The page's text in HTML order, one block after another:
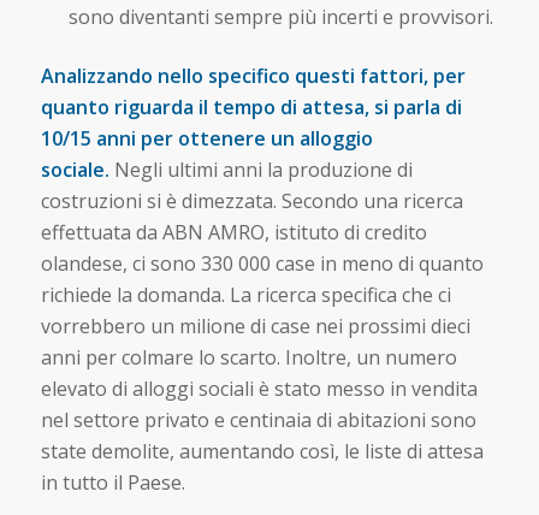
sono diventanti sempre più incerti e provvisori.
Analizzando nello specifico questi fattori, per
quanto riguarda il tempo di attesa, si parla di
10/15 anni per ottenere un alloggio
sociale. Negli ultimi anni la produzione di
costruzioni si è dimezzata. Secondo una ricerca
effettuata da ABN AMRO, istituto di credito
olandese, ci sono 330 000 case in meno di quanto
richiede la domanda. La ricerca specifica che ci
vorrebbero un milione di case nei prossimi dieci
anni per colmare lo scarto. Inoltre, un numero
elevato di alloggi sociali è stato messo in vendita
nel settore privato e centinaia di abitazioni sono
state demolite, aumentando così, le liste di attesa
in tutto il Paese.